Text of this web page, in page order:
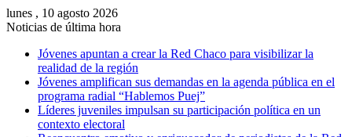
lunes , 10 agosto 2026
Noticias de última hora
Jóvenes apuntan a crear la Red Chaco para visibilizar la
realidad de la región
Jóvenes amplifican sus demandas en la agenda pública en el
programa radial “Hablemos Puej”
Líderes juveniles impulsan su participación política en un
contexto electoral